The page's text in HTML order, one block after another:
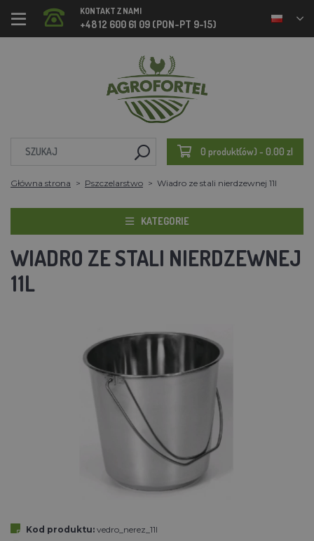
KONTAKT Z NAMI
+48 12 600 61 09 (PON-PT 9-15)
0 produkt(ów) - 0.00 zl
Główna strona Pszczelarstwo Wiadro ze stali nierdzewnej 11l
KATEGORIE
WIADRO ZE STALI NIERDZEWNEJ
11L
Kod produktu: vedro_nerez_11l